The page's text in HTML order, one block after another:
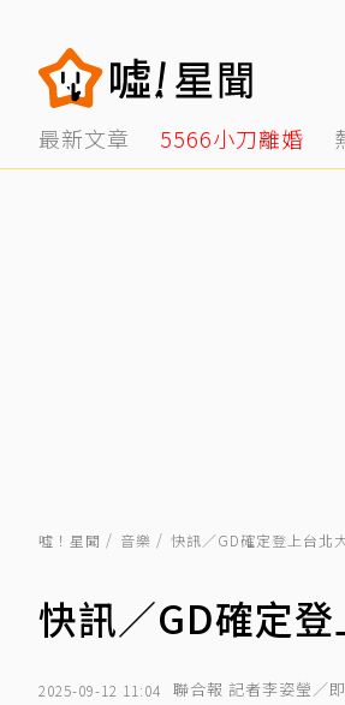
最新文章 5566小刀離婚
噓！星聞 音樂 快訊／GD確定登上台北
快訊／GD確定
2025-09-12 11:04 聯合報 記者李姿瑩／